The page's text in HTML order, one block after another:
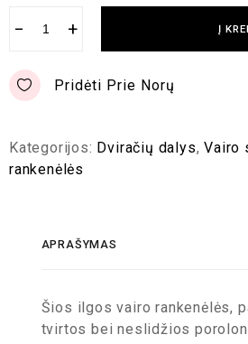
− + Į
Pridėti Prie Norų
Kategorijos: Dviračių dalys,Vairo
rankenėlės
APRAŠYMAS
Šios ilgos vairo rankenėlės,
tvirtos bei neslidžios